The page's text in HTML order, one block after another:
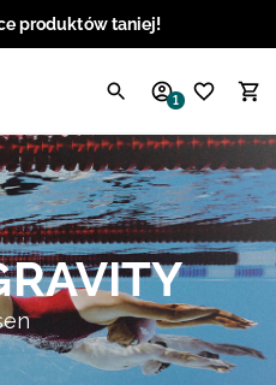
produktów taniej!
1
/ USD
/ GBP
/ EUR
Czeski / CZK